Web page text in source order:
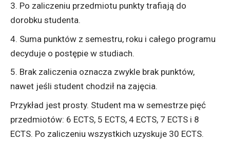
Po zaliczeniu przedmiotu punkty trafiają do
dorobku studenta.
Suma punktów z semestru, roku i całego programu
decyduje o postępie w studiach.
Brak zaliczenia oznacza zwykle brak punktów,
nawet jeśli student chodził na zajęcia.
Przykład jest prosty. Student ma w semestrze pięć
przedmiotów: 6 ECTS, 5 ECTS, 4 ECTS, 7 ECTS i 8
ECTS. Po zaliczeniu wszystkich uzyskuje 30 ECTS.